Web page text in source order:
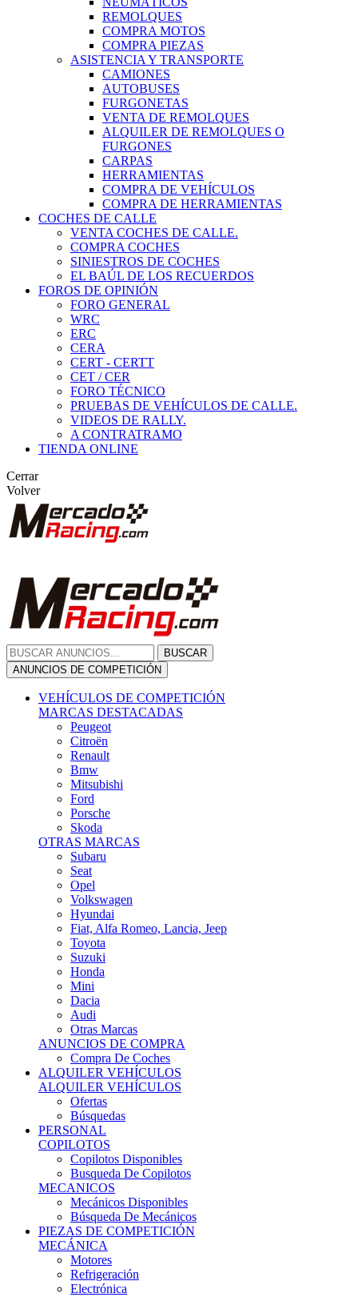
REMOLQUES
COMPRA MOTOS
COMPRA PIEZAS
ASISTENCIA Y TRANSPORTE
CAMIONES
AUTOBUSES
FURGONETAS
VENTA DE REMOLQUES
ALQUILER DE REMOLQUES O
FURGONES
CARPAS
HERRAMIENTAS
COMPRA DE VEHÍCULOS
COMPRA DE HERRAMIENTAS
COCHES DE CALLE
VENTA COCHES DE CALLE.
COMPRA COCHES
SINIESTROS DE COCHES
EL BAÚL DE LOS RECUERDOS
FOROS DE OPINIÓN
FORO GENERAL
WRC
ERC
CERA
CERT - CERTT
CET / CER
FORO TÉCNICO
PRUEBAS DE VEHÍCULOS DE CALLE.
VIDEOS DE RALLY.
A CONTRATRAMO
TIENDA ONLINE
Cerrar
Volver
BUSCAR
ANUNCIOS DE COMPETICIÓN
VEHÍCULOS DE COMPETICIÓN
MARCAS DESTACADAS
Peugeot
Citroën
Renault
Bmw
Mitsubishi
Ford
Porsche
Skoda
OTRAS MARCAS
Subaru
Seat
Opel
Volkswagen
Hyundai
Fiat, Alfa Romeo, Lancia, Jeep
Toyota
Suzuki
Honda
Mini
Dacia
Audi
Otras Marcas
ANUNCIOS DE COMPRA
Compra De Coches
ALQUILER VEHÍCULOS
ALQUILER VEHÍCULOS
Ofertas
Búsquedas
PERSONAL
COPILOTOS
Copilotos Disponibles
Busqueda De Copilotos
MECANICOS
Mecánicos Disponibles
Búsqueda De Mecánicos
PIEZAS DE COMPETICIÓN
MECÁNICA
Motores
Refrigeración
Electrónica
Cajas De Cambio